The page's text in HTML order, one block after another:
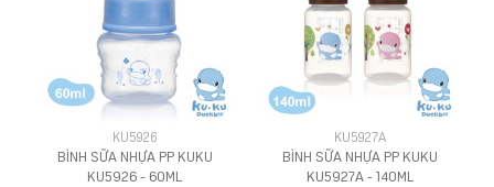
KU5926
BÌNH SỮA NHỰA PP KUKU
KU5926 - 60ML
KU5927A
BÌNH SỮA NHỰA PP KUKU
KU5927A - 140ML